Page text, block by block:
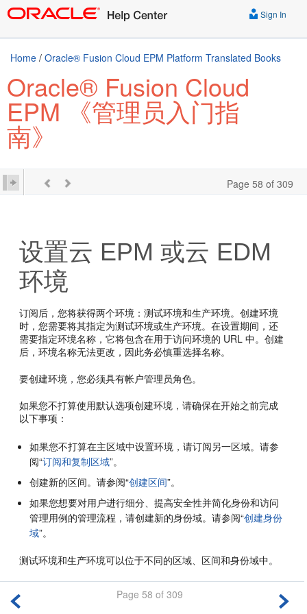
Sign In
Home / Oracle® Fusion Cloud EPM Platform Translated Books
Oracle® Fusion Cloud
EPM 《管理员入门指
南》
Page 58 of 309
设置云 EPM 或云 EDM
环境
订阅后，您将获得两个环境：测试环境和生产环境。创建环境
时，您需要将其指定为测试环境或生产环境。在设置期间，还
需要指定环境名称，它将包含在用于访问环境的 URL 中。创建
后，环境名称无法更改，因此务必慎重选择名称。
要创建环境，您必须具有帐户管理员角色。
如果您不打算使用默认选项创建环境，请确保在开始之前完成
以下事项：
如果您不打算在主区域中设置环境，请订阅另一区域。请参
阅“订阅和复制区域”。
创建新的区间。请参阅“创建区间”。
如果您想要对用户进行细分、提高安全性并简化身份和访问
管理用例的管理流程，请创建新的身份域。请参阅“创建身份
域”。
测试环境和生产环境可以位于不同的区域、区间和身份域中。
Page 58 of 309